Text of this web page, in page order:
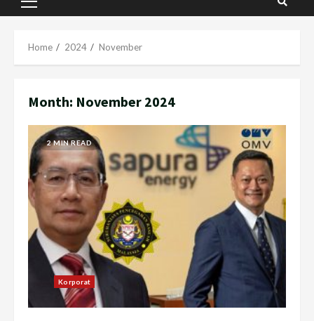
Primary
Home 2024 November
Month: November 2024
2 MIN READ
Korporat